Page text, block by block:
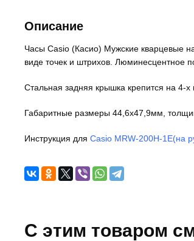
Описание
Часы Casio (Касио) Мужские кварцевые
виде точек и штрихов. Люминесцентное
Стальная задняя крышка крепится на 4-
Габаритные размеры 44,6x47,9мм,
Инструкция для Casio MRW-200H-1E(на
C этим товаром